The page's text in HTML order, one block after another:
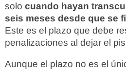
solo cuando hayan
seis meses desde que se
Este es el plazo que debe
penalizaciones al dejar el
Aunque el plazo no es el